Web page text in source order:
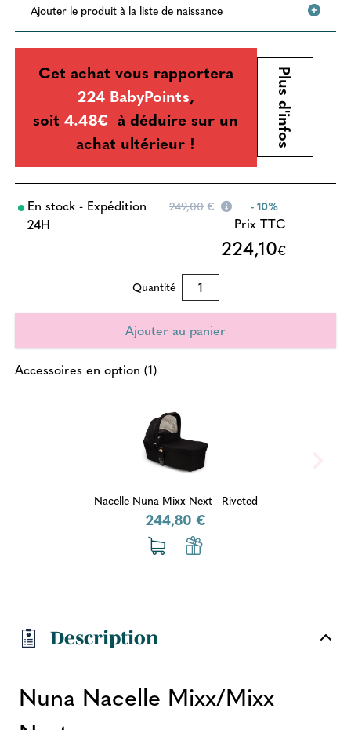
Ajouter le produit à la liste de naissance
Cet achat vous rapportera
224 BabyPoints,
soit4.48€ à déduire sur un
achat ultérieur !
Plus d'infos
En stock - Expédition
24H
249,00 € - 10%
Prix TTC
224,10€
Quantité
Accessoires en option (1)
Nacelle Nuna Mixx Next - Riveted
244,80 €
Description
Nuna Nacelle Mixx/Mixx